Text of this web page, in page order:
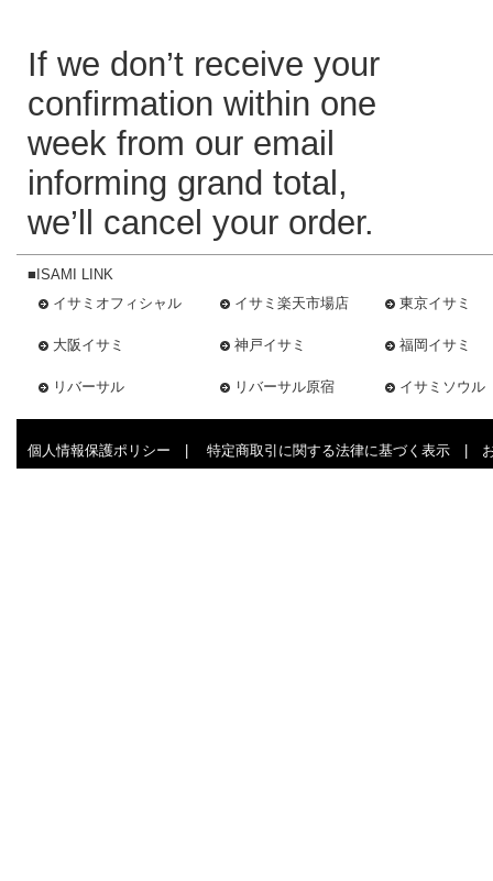
If we don’t receive your
confirmation within one
week from our email
informing grand total,
we’ll cancel your order.
■ISAMI LINK
イサミオフィシャル
イサミ楽天市場店 東京イサミ
大阪イサミ 神戸イサミ 福岡イサミ
リバーサル リバーサル原宿 イサミソウル
個人情報保護ポリシー 特定商取引に関する法律に基づく表示